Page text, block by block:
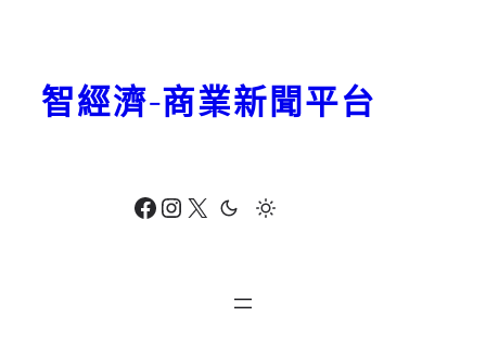
Facebook Instagram X
智經濟-商業新聞平台